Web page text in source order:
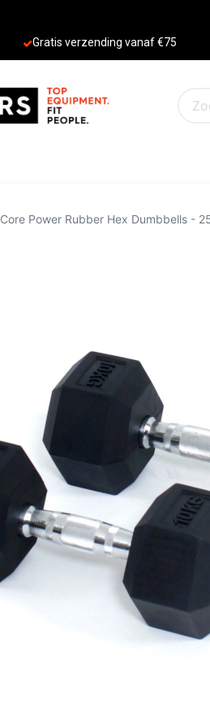
Gratis verzending vanaf €75
Core Power Rubber Hex Dumbbells -